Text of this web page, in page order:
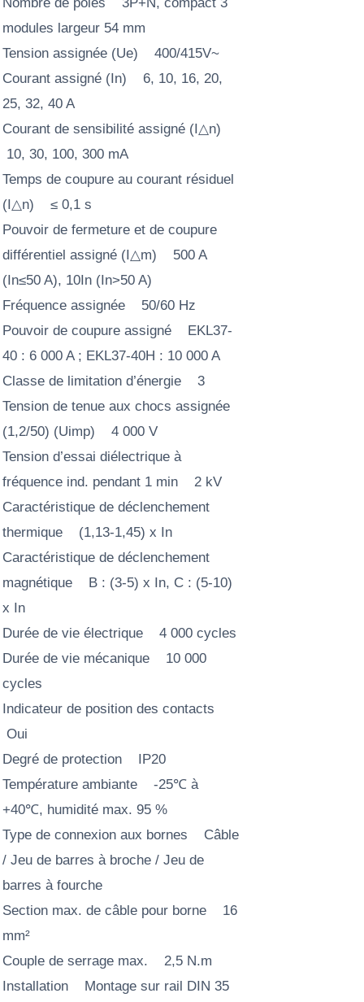
modules largeur 54 mm
Tension assignée (Ue) 400/415V~
Courant assigné (In) 6, 10, 16, 20,
25, 32, 40 A
Courant de sensibilité assigné (I△n)
10, 30, 100, 300 mA
Temps de coupure au courant résiduel
(I△n) ≤ 0,1 s
Pouvoir de fermeture et de coupure
différentiel assigné (I△m) 500 A
(In≤50 A), 10In (In>50 A)
Fréquence assignée 50/60 Hz
Pouvoir de coupure assigné EKL37-
40 : 6 000 A ; EKL37-40H : 10 000 A
Classe de limitation d’énergie 3
Tension de tenue aux chocs assignée
(1,2/50) (Uimp) 4 000 V
Tension d’essai diélectrique à
fréquence ind. pendant 1 min 2 kV
Caractéristique de déclenchement
thermique (1,13-1,45) x In
Caractéristique de déclenchement
magnétique B : (3-5) x In, C : (5-10)
x In
Durée de vie électrique 4 000 cycles
Durée de vie mécanique 10 000
cycles
Indicateur de position des contacts
Oui
Degré de protection IP20
Température ambiante -25℃ à
+40℃, humidité max. 95 %
Type de connexion aux bornes Câble
/ Jeu de barres à broche / Jeu de
barres à fourche
Section max. de câble pour borne 16
mm²
Couple de serrage max. 2,5 N.m
Installation Montage sur rail DIN 35